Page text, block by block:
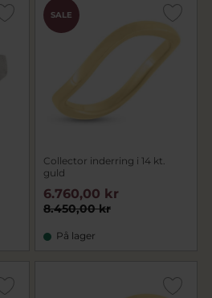
SALE
Collector inderring i 14 kt.
guld
8.450,00 kr
6.760,00 kr
På lager